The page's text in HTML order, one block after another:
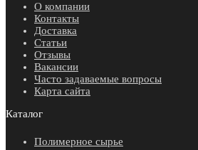
О компании
Контакты
Доставка
Статьи
Отзывы
Вакансии
Часто задаваемые вопросы
Карта сайта
Каталог
Полимерное сырье